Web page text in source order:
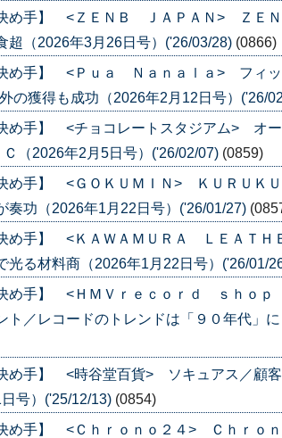
決め手】 <ＺＥＮＢ ＪＡＰＡＮ> ＺＥ
超（2026年3月26日号）('26/03/28) (0866)
決め手】 <Ｐｕａ Ｎａｎａｌａ> フィッ
の獲得も成功（2026年2月12日号）('26/
め手】 <チョコレートスタジアム> オ
Ｃ（2026年2月5日号）('26/02/07) (0859)
め手】 <ＧＯＫＵＭＩＮ> ＫＵＲＵＫ
奏功（2026年1月22日号）('26/01/27)
決め手】 <ＫＡＷＡＭＵＲＡ ＬＥＡＴ
光る材料商（2026年1月22日号）('26/01/
決め手】 <ＨＭＶｒｅｃｏｒｄ ｓｈｏ
ト／レコードのトレンドは「９０年代」
め手】 <時谷堂百貨> ソキュアス／顧
日号）('25/12/13) (0854)
め手】 <Ｃｈｒｏｎｏ２４> Ｃｈｒｏ